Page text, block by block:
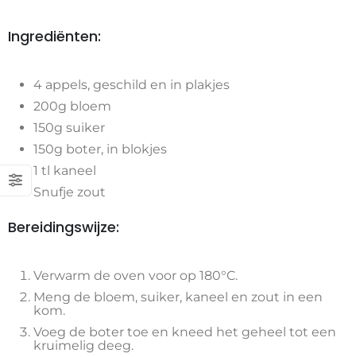
Ingrediënten:
4 appels, geschild en in plakjes
200g bloem
150g suiker
150g boter, in blokjes
1 tl kaneel
Snufje zout
Bereidingswijze:
Verwarm de oven voor op 180°C.
Meng de bloem, suiker, kaneel en zout in een
kom.
Voeg de boter toe en kneed het geheel tot een
kruimelig deeg.